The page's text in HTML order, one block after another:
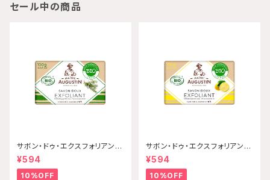
セール中の商品
サボン・ドゥ・エクスフォリアン
ト・ビオ タイム 100g Maitre
Augustin 【配送グループQ】
¥594
10%OFF
サボン・ドゥ・エクスフォリアン
ト・ビオ シトラス 100g Maitr
e Augustin 【配送グループ
Q】
¥594
10%OFF